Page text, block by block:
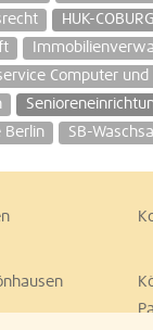
HUK-
Computer
Berlin SB-